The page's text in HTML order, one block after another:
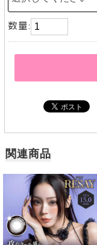
数量:
関連商品